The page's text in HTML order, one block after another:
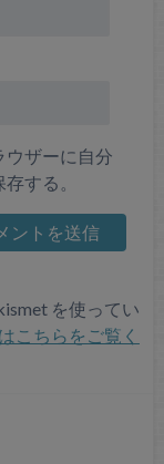
ウザーに自分
する。
を使ってい
こちらをご覧く